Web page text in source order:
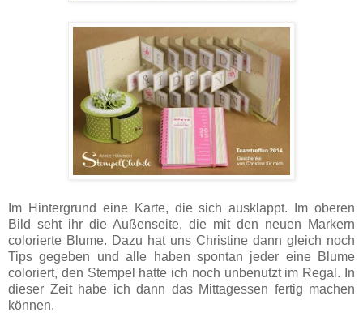
Im Hintergrund eine Karte, die sich ausklappt. Im oberen
Bild seht ihr die Außenseite, die mit den neuen Markern
colorierte Blume. Dazu hat uns Christine dann gleich noch
Tips gegeben und alle haben spontan jeder eine Blume
coloriert, den Stempel hatte ich noch unbenutzt im Regal. In
dieser Zeit habe ich dann das Mittagessen fertig machen
können.